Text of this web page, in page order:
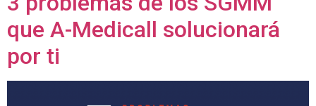
que A-Medicall solucionará
por ti